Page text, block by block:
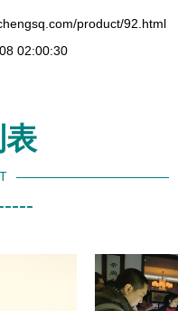
product/92.html
02:00:30
表